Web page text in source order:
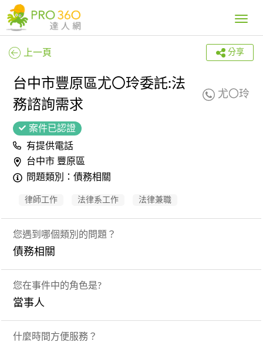
Toggle
上一頁 分享
台中市豐原區尤〇玲委託:法
務諮詢需求
尤〇玲
案件已認證
有提供電話
台中市 豐原區
問題類別：債務相關
律師工作 法律系工作 法律兼職
您遇到哪個類別的問題？
債務相關
您在事件中的角色是?
當事人
什麼時間方便服務？